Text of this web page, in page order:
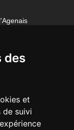
des
et
de suivi